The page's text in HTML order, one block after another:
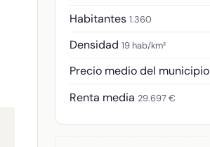
Habitantes 1.360
Densidad 19 hab/km²
Precio medio del municipio
Renta media 29.697 €